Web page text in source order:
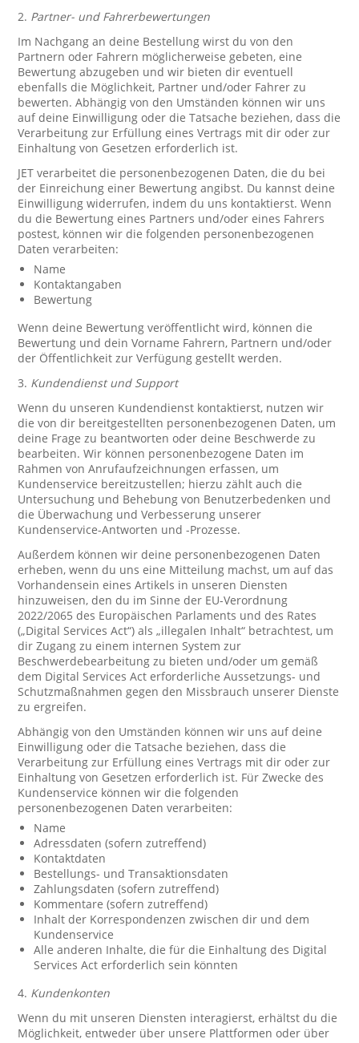
2. Partner- und Fahrerbewertungen
Im Nachgang an deine Bestellung wirst du von den
Partnern oder Fahrern möglicherweise gebeten, eine
Bewertung abzugeben und wir bieten dir eventuell
ebenfalls die Möglichkeit, Partner und/oder Fahrer zu
bewerten. Abhängig von den Umständen können wir uns
auf deine Einwilligung oder die Tatsache beziehen, dass die
Verarbeitung zur Erfüllung eines Vertrags mit dir oder zur
Einhaltung von Gesetzen erforderlich ist.
JET verarbeitet die personenbezogenen Daten, die du bei
der Einreichung einer Bewertung angibst. Du kannst deine
Einwilligung widerrufen, indem du uns kontaktierst. Wenn
du die Bewertung eines Partners und/oder eines Fahrers
postest, können wir die folgenden personenbezogenen
Daten verarbeiten:
Name
Kontaktangaben
Bewertung
Wenn deine Bewertung veröffentlicht wird, können die
Bewertung und dein Vorname Fahrern, Partnern und/oder
der Öffentlichkeit zur Verfügung gestellt werden.
3. Kundendienst und Support
Wenn du unseren Kundendienst kontaktierst, nutzen wir
die von dir bereitgestellten personenbezogenen Daten, um
deine Frage zu beantworten oder deine Beschwerde zu
bearbeiten. Wir können personenbezogene Daten im
Rahmen von Anrufaufzeichnungen erfassen, um
Kundenservice bereitzustellen; hierzu zählt auch die
Untersuchung und Behebung von Benutzerbedenken und
die Überwachung und Verbesserung unserer
Kundenservice-Antworten und -Prozesse.
Außerdem können wir deine personenbezogenen Daten
erheben, wenn du uns eine Mitteilung machst, um auf das
Vorhandensein eines Artikels in unseren Diensten
hinzuweisen, den du im Sinne der EU-Verordnung
2022/2065 des Europäischen Parlaments und des Rates
(„Digital Services Act“) als „illegalen Inhalt“ betrachtest, um
dir Zugang zu einem internen System zur
Beschwerdebearbeitung zu bieten und/oder um gemäß
dem Digital Services Act erforderliche Aussetzungs- und
Schutzmaßnahmen gegen den Missbrauch unserer Dienste
zu ergreifen.
Abhängig von den Umständen können wir uns auf deine
Einwilligung oder die Tatsache beziehen, dass die
Verarbeitung zur Erfüllung eines Vertrags mit dir oder zur
Einhaltung von Gesetzen erforderlich ist. Für Zwecke des
Kundenservice können wir die folgenden
personenbezogenen Daten verarbeiten:
Name
Adressdaten (sofern zutreffend)
Kontaktdaten
Bestellungs- und Transaktionsdaten
Zahlungsdaten (sofern zutreffend)
Kommentare (sofern zutreffend)
Inhalt der Korrespondenzen zwischen dir und dem
Kundenservice
Alle anderen Inhalte, die für die Einhaltung des Digital
Services Act erforderlich sein könnten
4. Kundenkonten
Wenn du mit unseren Diensten interagierst, erhältst du die
Möglichkeit, entweder über unsere Plattformen oder über